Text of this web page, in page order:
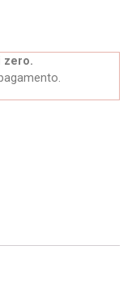
zero.